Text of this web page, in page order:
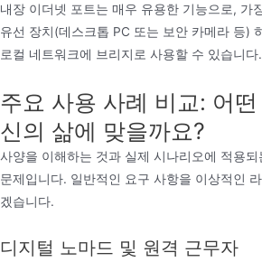
내장 이더넷 포트는 매우 유용한 기능으로, 가
유선 장치(데스크톱 PC 또는 보안 카메라 등)
로컬 네트워크에 브리지로 사용할 수 있습니다.
주요 사용 사례 비교: 어
신의 삶에 맞을까요?
사양을 이해하는 것과 실제 시나리오에 적용
문제입니다. 일반적인 요구 사항을 이상적인
겠습니다.
디지털 노마드 및 원격 근무자